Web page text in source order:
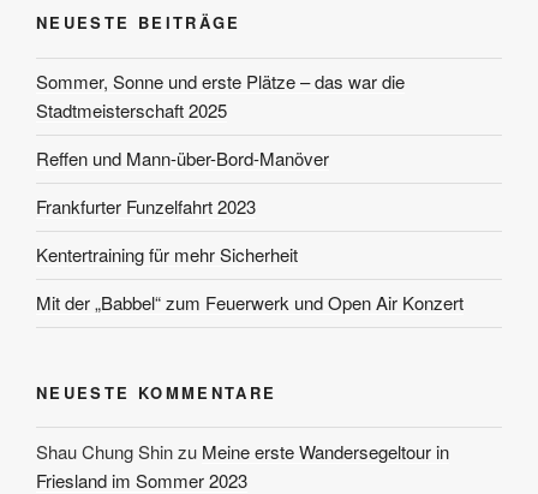
NEUESTE BEITRÄGE
Sommer, Sonne und erste Plätze – das war die
Stadtmeisterschaft 2025
Reffen und Mann-über-Bord-Manöver
Frankfurter Funzelfahrt 2023
Kentertraining für mehr Sicherheit
Mit der „Babbel“ zum Feuerwerk und Open Air Konzert
NEUESTE KOMMENTARE
Shau Chung Shinzu Meine erste Wandersegeltour in
Friesland im Sommer 2023